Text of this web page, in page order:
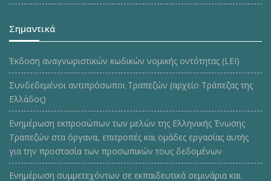
Σημαντικά
Έκδοση αναγνωριστικών κωδικών νομικής οντότητας (LEI)
Συνδεδεμένοι αντιπρόσωποι Τραπεζών (αρχείο Τράπεζας της
Ελλάδος)
Ενημέρωση εκπροσώπων των μελών της Ελληνικής Ένωσης
Τραπεζών στα όργανα, επιτροπές και ομάδες εργασίας αυτής
για την προστασία των προσωπικών τους δεδομένων
Ενημέρωση συμμετεχόντων σε εκπαιδευτικά σεμινάρια και